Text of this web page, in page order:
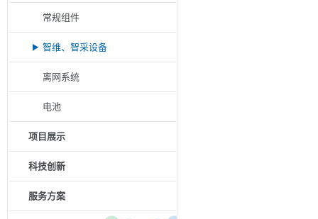
常规组件
智维、智采设备
离网系统
电池
项目展示
科技创新
服务方案